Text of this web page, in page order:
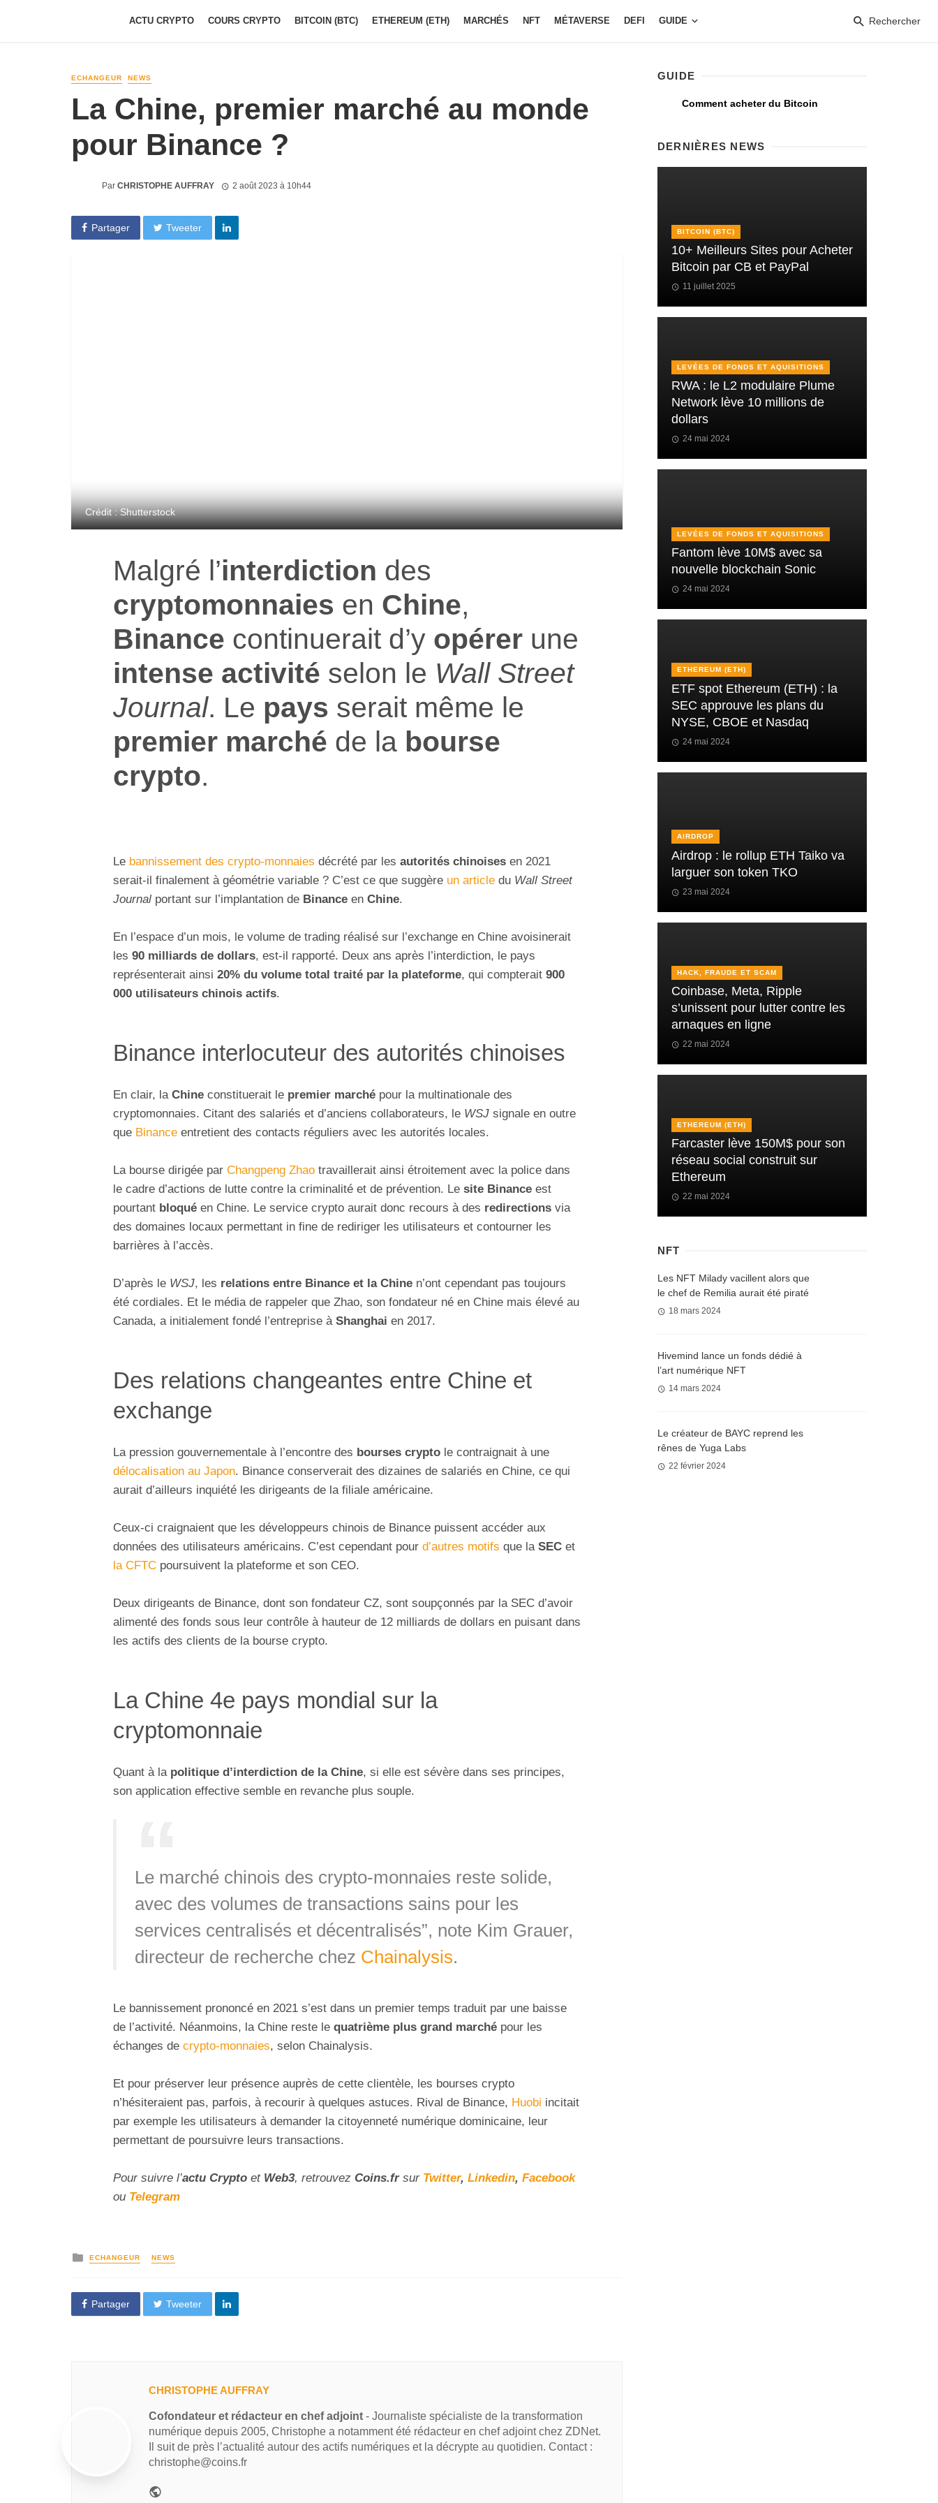
ACTU CRYPTO COURS CRYPTO BITCOIN (BTC) ETHEREUM (ETH) MARCHÉS NFT MÉTAVERSE DEFI GUIDE Rechercher
ECHANGEUR NEWS
La Chine, premier marché au monde
pour Binance ?
Par CHRISTOPHE AUFFRAY 2 août 2023 à 10h44
Partager Tweeter
Crédit : Shutterstock
Malgré l’interdiction des
cryptomonnaies en Chine,
Binance continuerait d’y opérer une
intense activité selon le Wall Street
Journal. Le pays serait même le
premier marché de la bourse
crypto.
Le bannissement des crypto-monnaies décrété par les autorités chinoises en 2021
serait-il finalement à géométrie variable ? C’est ce que suggère un article du Wall Street
Journal portant sur l’implantation de Binance en Chine.
En l’espace d’un mois, le volume de trading réalisé sur l’exchange en Chine avoisinerait
les 90 milliards de dollars, est-il rapporté. Deux ans après l’interdiction, le pays
représenterait ainsi 20% du volume total traité par la plateforme, qui compterait 900
000 utilisateurs chinois actifs.
Binance interlocuteur des autorités chinoises
En clair, la Chine constituerait le premier marché pour la multinationale des
cryptomonnaies. Citant des salariés et d’anciens collaborateurs, le WSJ signale en outre
que Binance entretient des contacts réguliers avec les autorités locales.
La bourse dirigée par Changpeng Zhao travaillerait ainsi étroitement avec la police dans
le cadre d’actions de lutte contre la criminalité et de prévention. Le site Binance est
pourtant bloqué en Chine. Le service crypto aurait donc recours à des redirections via
des domaines locaux permettant in fine de rediriger les utilisateurs et contourner les
barrières à l’accès.
D’après le WSJ, les relations entre Binance et la Chine n’ont cependant pas toujours
été cordiales. Et le média de rappeler que Zhao, son fondateur né en Chine mais élevé au
Canada, a initialement fondé l’entreprise à Shanghai en 2017.
Des relations changeantes entre Chine et
exchange
La pression gouvernementale à l’encontre des bourses crypto le contraignait à une
délocalisation au Japon. Binance conserverait des dizaines de salariés en Chine, ce qui
aurait d’ailleurs inquiété les dirigeants de la filiale américaine.
Ceux-ci craignaient que les développeurs chinois de Binance puissent accéder aux
données des utilisateurs américains. C’est cependant pour d’autres motifs que la SEC et
la CFTC poursuivent la plateforme et son CEO.
Deux dirigeants de Binance, dont son fondateur CZ, sont soupçonnés par la SEC d’avoir
alimenté des fonds sous leur contrôle à hauteur de 12 milliards de dollars en puisant dans
les actifs des clients de la bourse crypto.
La Chine 4e pays mondial sur la
cryptomonnaie
Quant à la politique d’interdiction de la Chine, si elle est sévère dans ses principes,
son application effective semble en revanche plus souple.
Le marché chinois des crypto-monnaies reste solide,
avec des volumes de transactions sains pour les
services centralisés et décentralisés”, note Kim Grauer,
directeur de recherche chez Chainalysis.
Le bannissement prononcé en 2021 s’est dans un premier temps traduit par une baisse
de l’activité. Néanmoins, la Chine reste le quatrième plus grand marché pour les
échanges de crypto-monnaies, selon Chainalysis.
Et pour préserver leur présence auprès de cette clientèle, les bourses crypto
n’hésiteraient pas, parfois, à recourir à quelques astuces. Rival de Binance, Huobi incitait
par exemple les utilisateurs à demander la citoyenneté numérique dominicaine, leur
permettant de poursuivre leurs transactions.
Pour suivre l’actu Crypto et Web3, retrouvez Coins.fr sur Twitter, Linkedin, Facebook
ou Telegram
ECHANGEUR NEWS
Partager Tweeter
CHRISTOPHE AUFFRAY
Cofondateur et rédacteur en chef adjoint - Journaliste spécialiste de la transformation
numérique depuis 2005, Christophe a notamment été rédacteur en chef adjoint chez ZDNet.
Il suit de près l’actualité autour des actifs numériques et la décrypte au quotidien. Contact :
christophe@coins.fr
GUIDE
Comment acheter du Bitcoin
DERNIÈRES NEWS
BITCOIN (BTC)
10+ Meilleurs Sites pour Acheter
Bitcoin par CB et PayPal
11 juillet 2025
LEVÉES DE FONDS ET AQUISITIONS
RWA : le L2 modulaire Plume
Network lève 10 millions de
dollars
24 mai 2024
LEVÉES DE FONDS ET AQUISITIONS
Fantom lève 10M$ avec sa
nouvelle blockchain Sonic
24 mai 2024
ETHEREUM (ETH)
ETF spot Ethereum (ETH) : la
SEC approuve les plans du
NYSE, CBOE et Nasdaq
24 mai 2024
AIRDROP
Airdrop : le rollup ETH Taiko va
larguer son token TKO
23 mai 2024
HACK, FRAUDE ET SCAM
Coinbase, Meta, Ripple
s’unissent pour lutter contre les
arnaques en ligne
22 mai 2024
ETHEREUM (ETH)
Farcaster lève 150M$ pour son
réseau social construit sur
Ethereum
22 mai 2024
NFT
Les NFT Milady vacillent alors que
le chef de Remilia aurait été piraté
18 mars 2024
Hivemind lance un fonds dédié à
l’art numérique NFT
14 mars 2024
Le créateur de BAYC reprend les
rênes de Yuga Labs
22 février 2024